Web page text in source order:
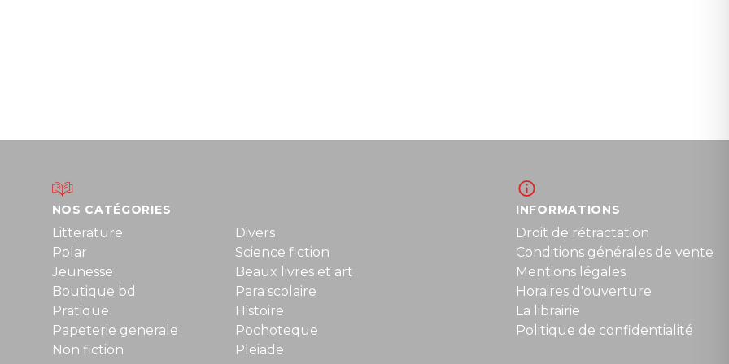
NOS CATÉGORIES
Litterature
Polar
Jeunesse
Boutique bd
Pratique
Papeterie generale
Non fiction
Divers
Science fiction
Beaux livres et art
Para scolaire
Histoire
Pochoteque
Pleiade
INFORMATIONS
Droit de rétractation
Conditions générales de vente
Mentions légales
Horaires d'ouverture
La librairie
Politique de confidentialité